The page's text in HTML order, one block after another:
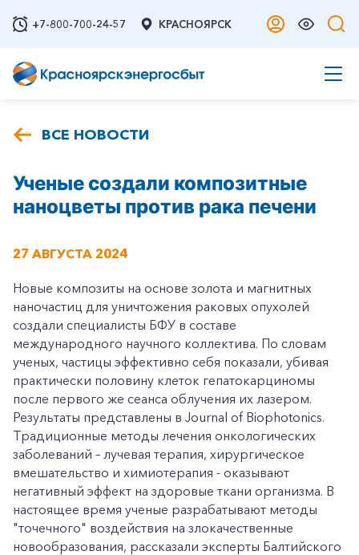
+7-800-700-24-57 КРАСНОЯРСК
ВСЕ НОВОСТИ
Ученые создали композитные
наноцветы против рака печени
27 АВГУСТА 2024
Новые композиты на основе золота и магнитных
наночастиц для уничтожения раковых опухолей
создали специалисты БФУ в составе
международного научного коллектива. По словам
ученых, частицы эффективно себя показали, убивая
практически половину клеток гепатокарциномы
после первого же сеанса облучения их лазером.
Результаты представлены в Journal of Biophotonics.
Традиционные методы лечения онкологических
заболеваний – лучевая терапия, хирургическое
вмешательство и химиотерапия - оказывают
негативный эффект на здоровые ткани организма. В
настоящее время ученые разрабатывают методы
"точечного" воздействия на злокачественные
новообразования, рассказали эксперты Балтийского